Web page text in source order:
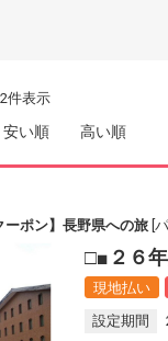
件表示
安い順 高い順
ポン】長野県への旅 [
□■２６
現地払い
設定期間